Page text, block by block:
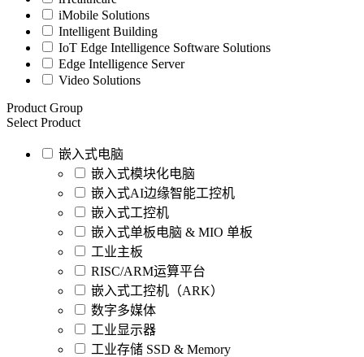
iMobile Solutions
Intelligent Building
IoT Edge Intelligence Software Solutions
Edge Intelligence Server
Video Solutions
Product Group
Select Product
嵌入式电脑
嵌入式模块化电脑
嵌入式AI边缘智能工控机
嵌入式工控机
嵌入式单板电脑 & MIO 单板
工业主板
RISC/ARM运算平台
嵌入式工控机（ARK）
数字多媒体
工业显示器
工业存储 SSD & Memory